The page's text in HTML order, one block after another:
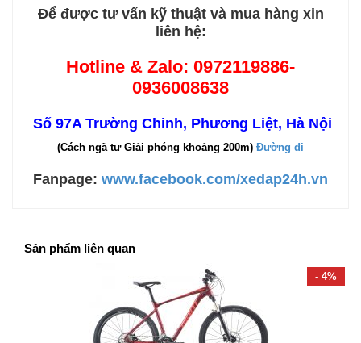
Để được tư vấn kỹ thuật và mua hàng xin
liên hệ:
Hotline & Zalo: 0972119886-
0936008638
Số 97A Trường Chinh, Phương Liệt, Hà Nội
(Cách ngã tư Giải phóng khoảng 200m) Đường đi
Fanpage: www.facebook.com/xedap24h.vn
Sản phẩm liên quan
- 4%